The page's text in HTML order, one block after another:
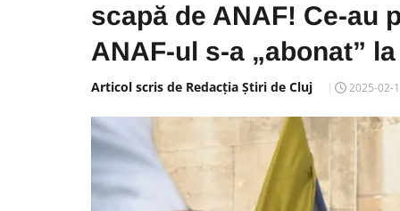
scapă de ANAF! Ce-au
ANAF-ul s-a „abonat”
Articol scris de Redacția Știri de Cluj 2025-02-